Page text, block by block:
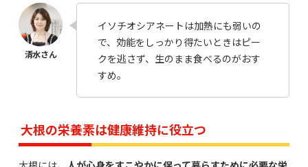
イソチオシアネートは加熱にも弱いの
で、効能をしっかり得たいときはピー
クを逃さず、生のまま食べるのがおす
すめ。
大根の栄養素は健康維持に役立つ